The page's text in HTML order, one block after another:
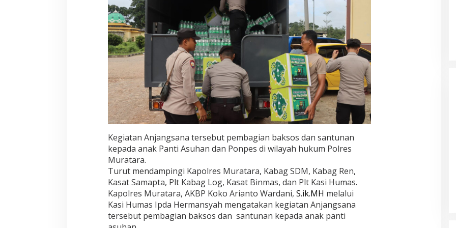
D
a
p
e
s
Kegiatan Anjangsana tersebut pembagian baksos dan santunan
kepada anak Panti Asuhan dan Ponpes di wilayah hukum Polres
Muratara.
Turut mendampingi Kapolres Muratara, Kabag SDM, Kabag Ren,
Kasat Samapta, Plt Kabag Log, Kasat Binmas, dan Plt Kasi Humas.
Kapolres Muratara, AKBP Koko Arianto Wardani, S.ik.MH melalui
Kasi Humas Ipda Hermansyah mengatakan kegiatan Anjangsana
tersebut pembagian baksos dan santunan kepada anak panti